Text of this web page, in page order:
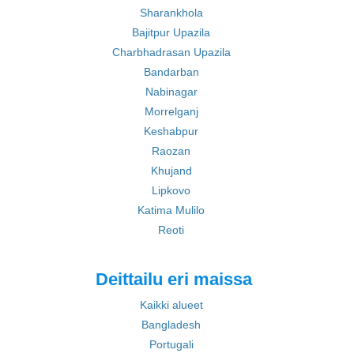
Sharankhola
Bajitpur Upazila
Charbhadrasan Upazila
Bandarban
Nabinagar
Morrelganj
Keshabpur
Raozan
Khujand
Lipkovo
Katima Mulilo
Reoti
Deittailu eri maissa
Kaikki alueet
Bangladesh
Portugali